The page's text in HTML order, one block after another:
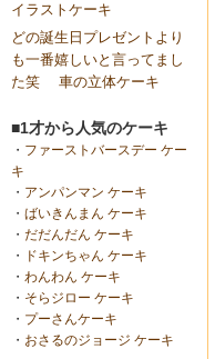
イラストケーキ
どの誕生日プレゼントより
も一番嬉しいと言ってまし
た笑 車の立体ケーキ
■1才から人気のケーキ
・ ファーストバースデー ケー
キ
・ アンパンマン ケーキ
・ ばいきんまん ケーキ
・ だだんだん ケーキ
・
ドキンちゃん ケーキ
・ わんわん ケーキ
・ そらジロー ケーキ
・ プーさんケーキ
・ おさるのジョージ ケーキ